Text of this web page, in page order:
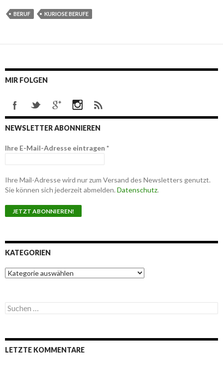
BERUF KURIOSE BERUFE
MIR FOLGEN
NEWSLETTER ABONNIEREN
Ihre E-Mail-Adresse eintragen *
Ihre Mail-Adresse wird nur zum Versand des Newsletters genutzt.
Sie können sich jederzeit abmelden. Datenschutz.
KATEGORIEN
K
a
g
o
n
S
u
e
n
LETZTE KOMMENTARE